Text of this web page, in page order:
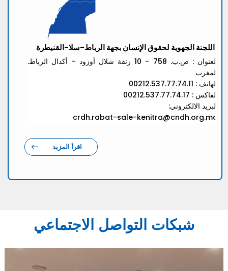
اللجنة الجهوية لحقوق الإنسان بجهة الرباط-سلا-القنيطرة
العنوان : ص.ب. 758 - 10 زنقة شلال أوزود – أكدال الرباط.
المغرب
الهاتف : 00212.537.77.74.11
الفاكس : 00212.537.77.74.17
البريد الالكتروني:
crdh.rabat-sale-kenitra@cndh.org.ma
اقرأ المزيد
شبكات التواصل الاجتماعي